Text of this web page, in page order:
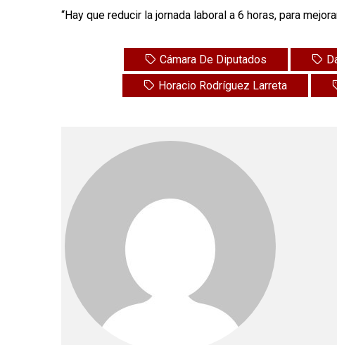
“Hay que reducir la jornada laboral a 6 horas, para
Cámara De Diputados
Horacio Rodríguez Larreta